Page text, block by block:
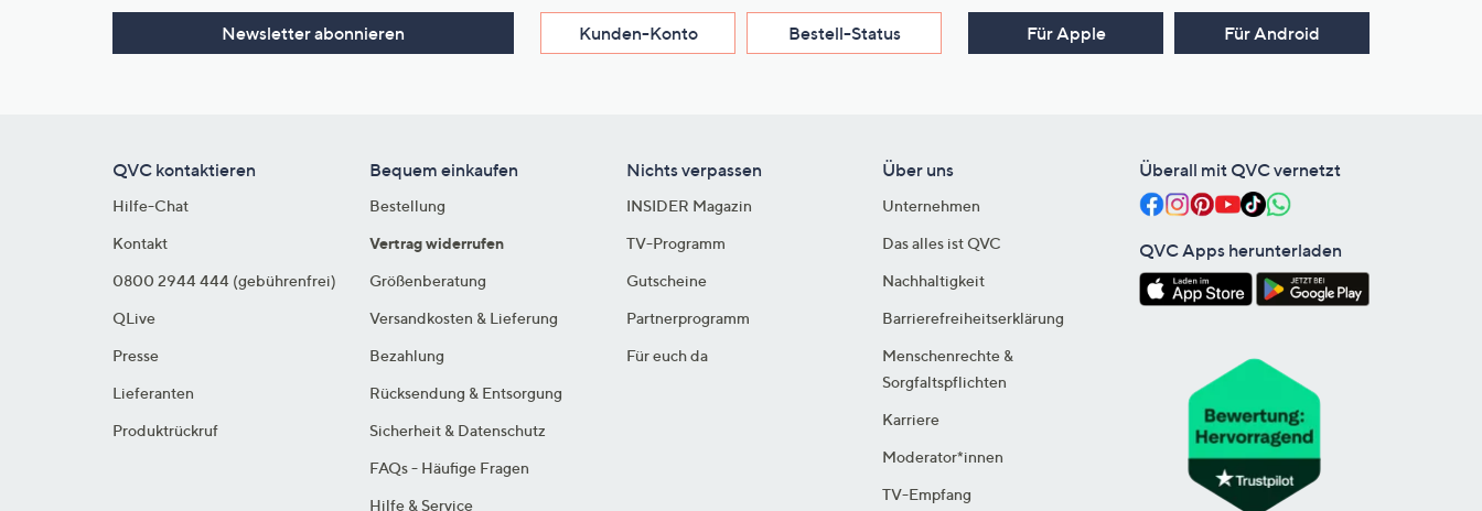
Newsletter abonnieren Kunden-Konto Bestell-Status Für Apple Für Android
QVC kontaktieren
Hilfe-Chat
Kontakt
0800 2944 444 (gebührenfrei)
QLive
Presse
Lieferanten
Produktrückruf
Bequem einkaufen
Bestellung
Vertrag widerrufen
Größenberatung
Versandkosten & Lieferung
Bezahlung
Rücksendung & Entsorgung
Sicherheit & Datenschutz
FAQs - Häufige Fragen
Hilfe & Service
Nichts verpassen
INSIDER Magazin
TV-Programm
Gutscheine
Partnerprogramm
Für euch da
Über uns
Unternehmen
Das alles ist QVC
Nachhaltigkeit
Barrierefreiheitserklärung
Menschenrechte &
Sorgfaltspflichten
Karriere
Moderator*innen
TV-Empfang
Überall mit QVC vernetzt
QVC Apps herunterladen